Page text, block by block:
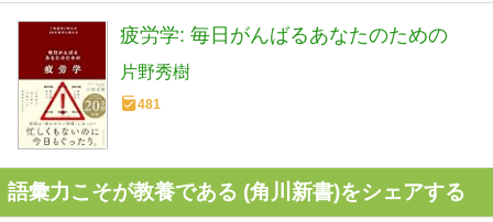
疲労学: 毎日がんばるあなたのための
片野秀樹
481
語彙力こそが教養である (角川新書)をシェアする